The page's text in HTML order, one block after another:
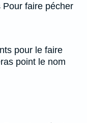
faire pécher
pour le faire
point le nom